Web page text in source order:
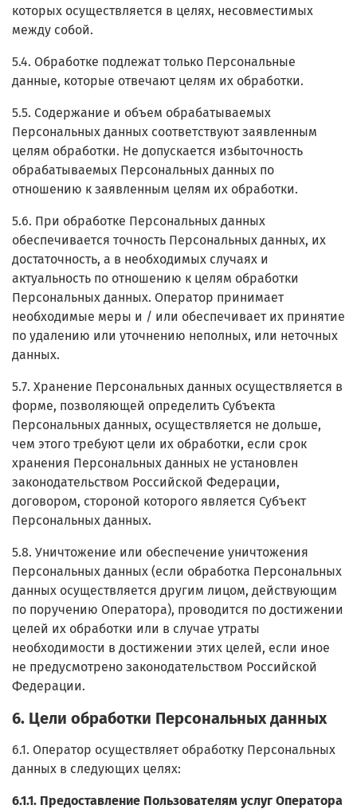
которых осуществляется в целях, несовместимых
между собой.
5.4. Обработке подлежат только Персональные
данные, которые отвечают целям их обработки.
5.5. Содержание и объем обрабатываемых
Персональных данных соответствуют заявленным
целям обработки. Не допускается избыточность
обрабатываемых Персональных данных по
отношению к заявленным целям их обработки.
5.6. При обработке Персональных данных
обеспечивается точность Персональных данных, их
достаточность, а в необходимых случаях и
актуальность по отношению к целям обработки
Персональных данных. Оператор принимает
необходимые меры и / или обеспечивает их принятие
по удалению или уточнению неполных, или неточных
данных.
5.7. Хранение Персональных данных осуществляется в
форме, позволяющей определить Субъекта
Персональных данных, осуществляется не дольше,
чем этого требуют цели их обработки, если срок
хранения Персональных данных не установлен
законодательством Российской Федерации,
договором, стороной которого является Субъект
Персональных данных.
5.8. Уничтожение или обеспечение уничтожения
Персональных данных (если обработка Персональных
данных осуществляется другим лицом, действующим
по поручению Оператора), проводится по достижении
целей их обработки или в случае утраты
необходимости в достижении этих целей, если иное
не предусмотрено законодательством Российской
Федерации.
6. Цели обработки Персональных данных
6.1. Оператор осуществляет обработку Персональных
данных в следующих целях:
6.1.1. Предоставление Пользователям услуг Оператора